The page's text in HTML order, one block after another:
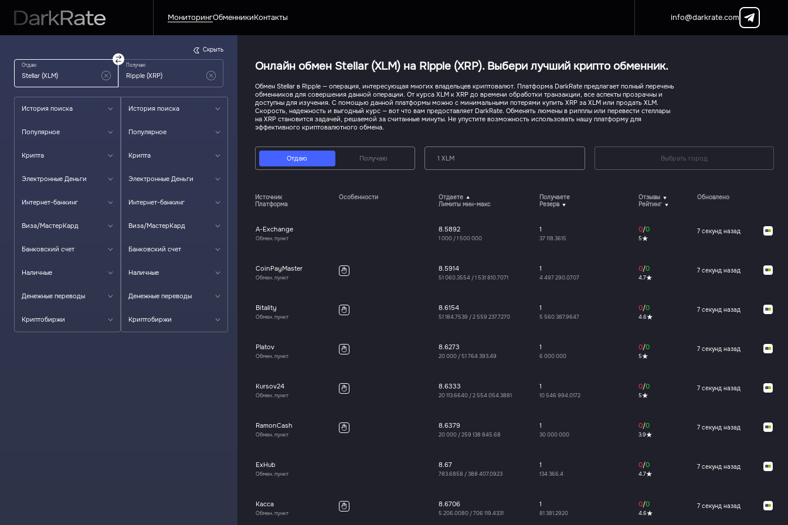
МониторингОбменникиКонтакты info@darkrate.com
Отдаю Получаю
История поиска
Популярное
Крипта
Электронные Деньги
Интернет-банкинг
Виза/МастерКард
Банковский счет
Наличные
Денежные переводы
Криптобиржи
История поиска
Популярное
Крипта
Электронные Деньги
Интернет-банкинг
Виза/МастерКард
Банковский счет
Наличные
Денежные переводы
Криптобиржи
Скрыть
Онлайн обмен Stellar (XLM) на Ripple (XRP). Выбери лучший крипто обменник.
Обмен Stellar в Ripple — операция, интересующая многих владельцев криптовалют. Платформа DarkRate предлагает полный перечень
обменников для совершения данной операции. От курса XLM к XRP до времени обработки транзакции, все аспекты прозрачны и
доступны для изучения. С помощью данной платформы можно с минимальными потерями купить XRP за XLM или продать XLM.
Скорость, надежность и выгодный курс — вот что вам предоставляет DarkRate. Обменять люмены в рипплы или перевести стеллары
на XRP становится задачей, решаемой за считанные минуты. Не упустите возможность использовать нашу платформу для
эффективного криптовалютного обмена.
Отдаю Получаю 1 XLM Выбрать город
Источник
Платформа
Особенности
Отдаете
Лимиты мин-макс
Получаете
Резерв
Отзывы
Рейтинг
Обновлено
A-Exchange
Обмен. пункт
8.5892
1 000 /1 500 000
1
37 118.3615
0/0
5
7 секунд назад
CoinPayMaster
Обмен. пункт
8.5914
51 060.3554 /1 531 810.7071
1
4 497 290.0707
0/0
4.7
7 секунд назад
Bitality
Обмен. пункт
8.6154
51 184.7539 /2 559 237.7270
1
5 560 387.9647
0/0
4.6
7 секунд назад
Platov
Обмен. пункт
8.6273
20 000 /51 764 393.49
1
6 000 000
0/0
5
7 секунд назад
Kursov24
Обмен. пункт
8.6333
20 113.6640 /2 554 054.3881
1
10 546 994.0172
0/0
5
7 секунд назад
RamonCash
Обмен. пункт
8.6379
20 000 /259 138 845.68
1
30 000 000
0/0
3.9
7 секунд назад
ExHub
Обмен. пункт
8.67
783.6858 /388 407.0923
1
134 366.4
0/0
4.7
7 секунд назад
Касса
Обмен. пункт
8.6706
5 206.0080 /706 119.4331
1
81 381.2920
0/0
4.6
7 секунд назад